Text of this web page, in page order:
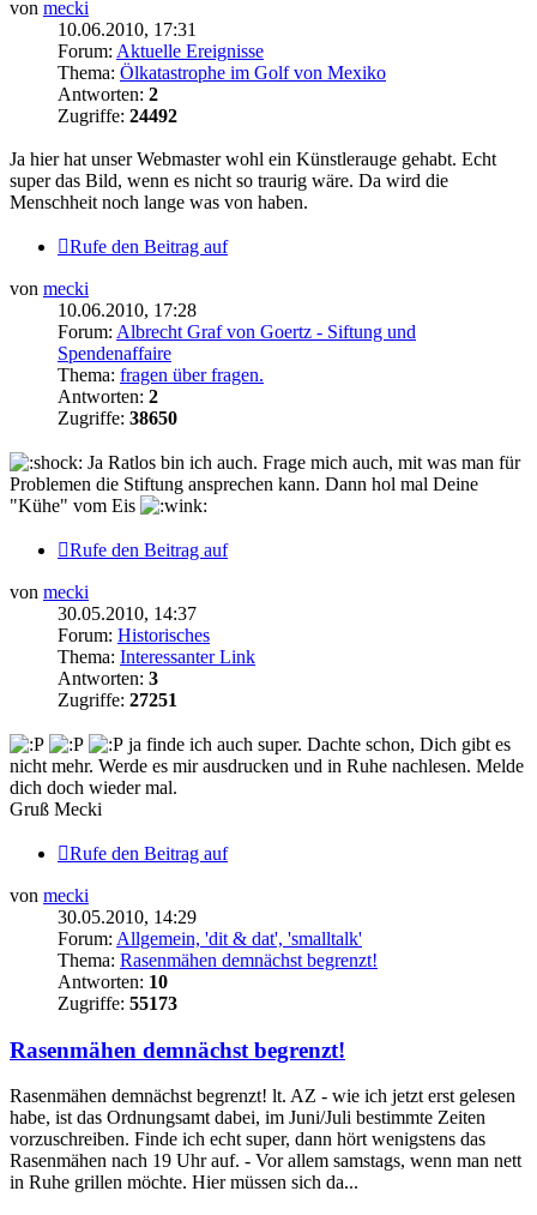
von mecki
10.06.2010, 17:31
Forum: Aktuelle Ereignisse
Thema: Ölkatastrophe im Golf von Mexiko
Antworten: 2
Zugriffe: 24492
Ja hier hat unser Webmaster wohl ein Künstlerauge gehabt. Echt
super das Bild, wenn es nicht so traurig wäre. Da wird die
Menschheit noch lange was von haben.
Rufe den Beitrag auf
von mecki
10.06.2010, 17:28
Forum: Albrecht Graf von Goertz - Siftung und
Spendenaffaire
Thema: fragen über fragen.
Antworten: 2
Zugriffe: 38650
Ja Ratlos bin ich auch. Frage mich auch, mit was man für
Problemen die Stiftung ansprechen kann. Dann hol mal Deine
"Kühe" vom Eis
Rufe den Beitrag auf
von mecki
30.05.2010, 14:37
Forum: Historisches
Thema: Interessanter Link
Antworten: 3
Zugriffe: 27251
ja finde ich auch super. Dachte schon, Dich gibt es
nicht mehr. Werde es mir ausdrucken und in Ruhe nachlesen. Melde
dich doch wieder mal.
Gruß Mecki
Rufe den Beitrag auf
von mecki
30.05.2010, 14:29
Forum: Allgemein, 'dit & dat', 'smalltalk'
Thema: Rasenmähen demnächst begrenzt!
Antworten: 10
Zugriffe: 55173
Rasenmähen demnächst begrenzt!
Rasenmähen demnächst begrenzt! lt. AZ - wie ich jetzt erst gelesen
habe, ist das Ordnungsamt dabei, im Juni/Juli bestimmte Zeiten
vorzuschreiben. Finde ich echt super, dann hört wenigstens das
Rasenmähen nach 19 Uhr auf. - Vor allem samstags, wenn man nett
in Ruhe grillen möchte. Hier müssen sich da...